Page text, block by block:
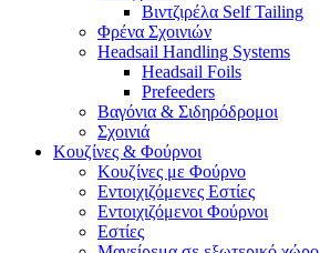
Βιντζιρέλα Self Tailing
Φρένα Σχοινιών
Headsail Handling Systems
Headsail Foils
Prefeeders
Βαγόνια & Σιδηρόδρομοι
Σχοινιά
Κουζίνες & Φούρνοι
Κουζίνες με Φούρνο
Εντοιχιζόμενες Εστίες
Εντοιχιζόμενοι Φούρνοι
Εστίες